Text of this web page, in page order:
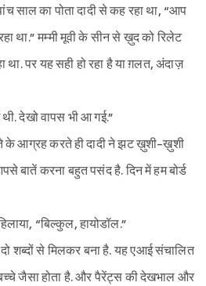
साल का पोता दादी से कह रहा था, “आप
था.” मम्मी मूवी के सीन से ख़ुद को रिलेट
पर यह सही हो रहा है या ग़लत, अंदाज़
देखो वापस भी आ गई.”
के आग्रह करते ही दादी ने झट ख़ुशी-ख़ुशी
बातें करना बहुत पसंद है. दिन में हम बोर्ड
“बिल्कुल, हायोडॉल.”
दो शब्दों से मिलकर बना है. यह एआई संचालित
बच्चे जैसा होता है. और पैरेंट्स की देखभाल और